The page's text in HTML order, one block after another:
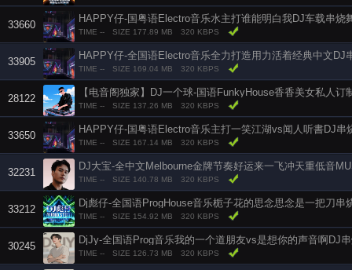
33660
HAPPY仔-国粤语Electro音乐水主打谁能明白我DJ车载串烧
TIME -- SIZE 177.89 MB 320 KBPS
33905
HAPPY仔-全国语Electro音乐全力打造用力活着经典中文DJ
TIME -- SIZE 169.04 MB 320 KBPS
28122
TIME -- SIZE 137.26 MB 320 KBPS
33650
HAPPY仔-国粤语Electro音乐主打一笑江湖vs闻人听書DJ串
TIME -- SIZE 167.14 MB 320 KBPS
32231
DJ大宝-全中文Melbourne金牌节奏好运来一飞冲天重低音
TIME -- SIZE 140.78 MB 320 KBPS
33212
Dj彪仔-全国语ProgHouse音乐栀子花的思念思念是一把刀串
TIME -- SIZE 154.92 MB 320 KBPS
30245
DjJy-全国语Prog音乐我的一个道朋友vs是想你的声音啊DJ
TIME -- SIZE 126.73 MB 320 KBPS